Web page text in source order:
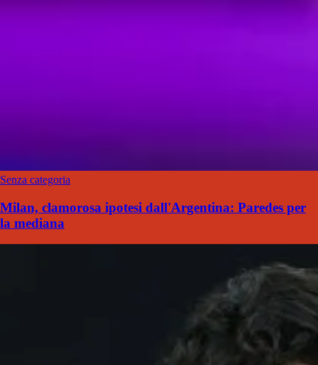
Senza categoria
Milan, clamorosa ipotesi dall'Argentina: Paredes per
la mediana